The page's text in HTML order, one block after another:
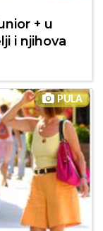
+ u
i njihova
PULA